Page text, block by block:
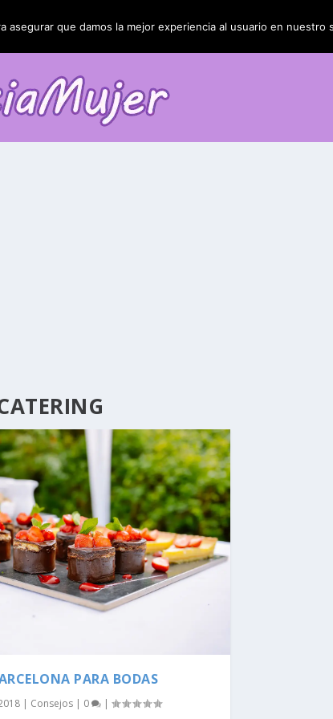
blefaroplastia y sus resultados
PARA BODAS
| Consejos | 0 |
asegurar que damos la mejor experiencia al usuario en